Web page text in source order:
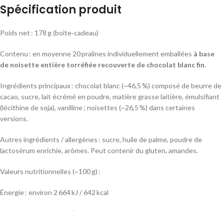
Spécification produit
Poids net : 178 g (boîte‑cadeau)
Contenu : en moyenne 20 pralines individuellement emballées à base
de noisette entière torréfiée recouverte de chocolat blanc fin.
Ingrédients principaux : chocolat blanc (~46,5 %) composé de beurre de
cacao, sucre, lait écrémé en poudre, matière grasse laitière, émulsifiant
(lécithine de soja), vanilline ; noisettes (~26,5 %) dans certaines
versions.
Autres ingrédients / allergènes : sucre, huile de palme, poudre de
lactosérum enrichie, arômes. Peut contenir du gluten, amandes.
Valeurs nutritionnelles (~100 g) :
Énergie : environ 2 664 kJ / 642 kcal